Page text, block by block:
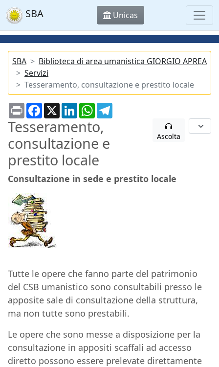
SBA Unicas
SBA
Biblioteca di area umanistica GIORGIO APREA
Servizi
Tesseramento, consultazione e prestito locale
PrintFacebook
X LinkedInWhatsApp
Tesseramento,
consultazione e
prestito locale
Ascolta
Consultazione in sede e prestito locale
Tutte le opere che fanno parte del patrimonio
del CSB umanistico sono consultabili presso le
apposite sale di consultazione della struttura,
ma non tutte sono prestabili.
Le opere che sono messe a disposizione per la
consultazione in appositi scaffali ad accesso
diretto possono essere prelevate direttamente